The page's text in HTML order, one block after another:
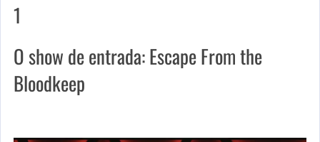
1
O show de entrada: Escape From the
Bloodkeep